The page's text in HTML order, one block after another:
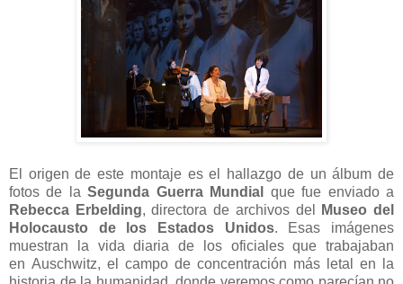
El origen de este montaje es el hallazgo de un álbum de
fotos de laSegunda Guerra Mundial
que fue enviado a
Rebecca Erbelding, directorade archivos del
Museo del
Holocausto de los Estados Unidos. Esas imágenes
muestran la vida diaria de los oficiales que trabajaban
en Auschwitz, el campo de concentración más letal en la